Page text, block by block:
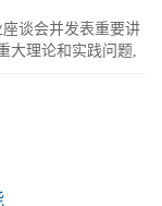
谈会并发表重要讲
大理论和实践问题,